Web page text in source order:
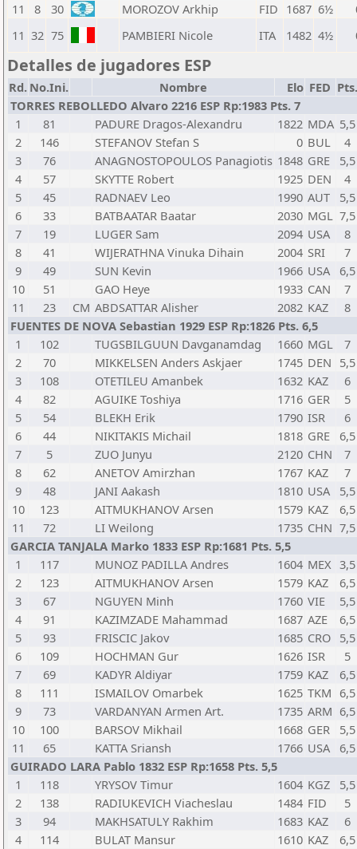
11
8 30 MOROZOV Arkhip FID 1687 6½
11 32 75 PAMBIERI Nicole ITA 1482 4½
Detalles de jugadores ESP
Rd. No.Ini. Nombre Elo FED Pts.
TORRES REBOLLEDO Alvaro 2216 ESP Rp:1983 Pts. 7
1
81 PADURE Dragos-Alexandru 1822 MDA 5,5
2
146 STEFANOV Stefan S 0 BUL
4
3
76 ANAGNOSTOPOULOS Panagiotis 1848 GRE
5,5
4
57 SKYTTE Robert 1925 DEN
4
5
45 RADNAEV Leo 1990 AUT
5,5
6
33 BATBAATAR Baatar 2030 MGL 7,5
7
19 LUGER Sam 2094 USA
8
8
41 WIJERATHNA Vinuka Dihain 2004 SRI
7
9
49 SUN Kevin 1966 USA
6,5
10
51 GAO Heye 1933 CAN
7
11
23 CM ABDSATTAR Alisher 2082 KAZ
8
FUENTES DE NOVA Sebastian 1929 ESP Rp:1826 Pts. 6,5
1
102 TUGSBILGUUN Davganamdag 1660 MGL
7
2
70 MIKKELSEN Anders Askjaer 1745 DEN 5,5
3
108 OTETILEU Amanbek 1632 KAZ
6
4
82 AGUIKE Toshiya 1716 GER
5
5
54 BLEKH Erik 1790 ISR
6
6
44 NIKITAKIS Michail 1818 GRE
6,5
7
5 ZUO Junyu 2120 CHN
7
8
62 ANETOV Amirzhan 1767 KAZ
7
9
48 JANI Aakash 1810 USA
5,5
10
123 AITMUKHANOV Arsen 1579 KAZ
6,5
11
72 LI Weilong 1735 CHN 7,5
GARCIA TANJALA Marko 1833 ESP Rp:1681 Pts. 5,5
1
117 MUNOZ PADILLA Andres 1604 MEX 3,5
2
123 AITMUKHANOV Arsen 1579 KAZ
6,5
3
67 NGUYEN Minh 1760 VIE
5,5
4
91 KAZIMZADE Mahammad 1687 AZE
6,5
5
93 FRISCIC Jakov 1685 CRO 5,5
6
109 HOCHMAN Gur 1626 ISR
5
7
69 KADYR Aldiyar 1759 KAZ
6,5
8
111 ISMAILOV Omarbek 1625 TKM 6,5
9
73 VARDANYAN Armen Art. 1735 ARM 6,5
10
100 BARSOV Mikhail 1668 GER
5,5
11
65 KATTA Sriansh 1766 USA
6,5
GUIRADO LARA Pablo 1832 ESP Rp:1658 Pts. 5,5
1
118 YRYSOV Timur 1604 KGZ
5,5
2
138 RADIUKEVICH Viacheslau 1484 FID
5
3
94 MAKHSATULY Rakhim 1683 KAZ
6
4
114 BULAT Mansur 1610 KAZ
6,5